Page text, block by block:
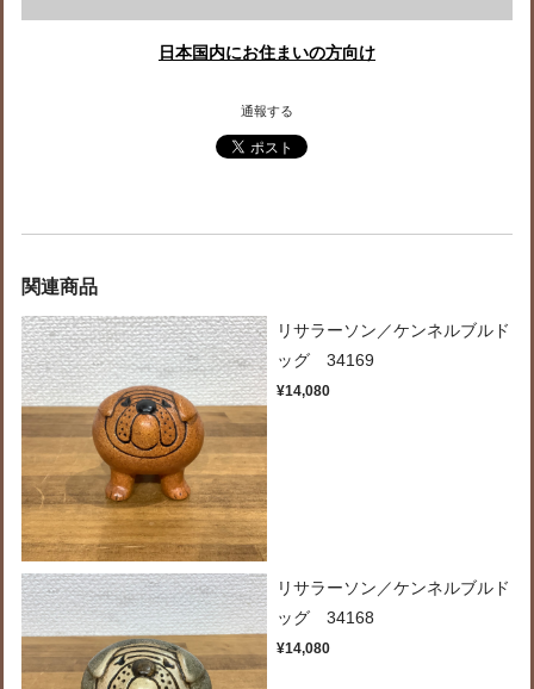
日本国内にお住まいの方向け
通報する
関連商品
リサラーソン／ケンネルブルド
ッグ 34169
¥14,080
リサラーソン／ケンネルブルド
ッグ 34168
¥14,080